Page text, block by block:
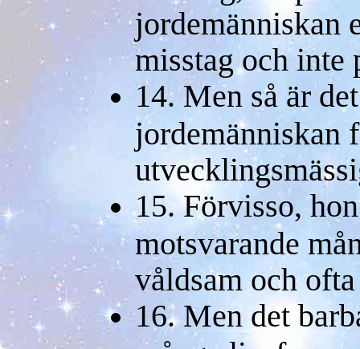
jordemänniskan
misstag och inte
14. Men så är
jordemänniskan
15. Förvisso,
motsvarande
våldsam och
16. Men det